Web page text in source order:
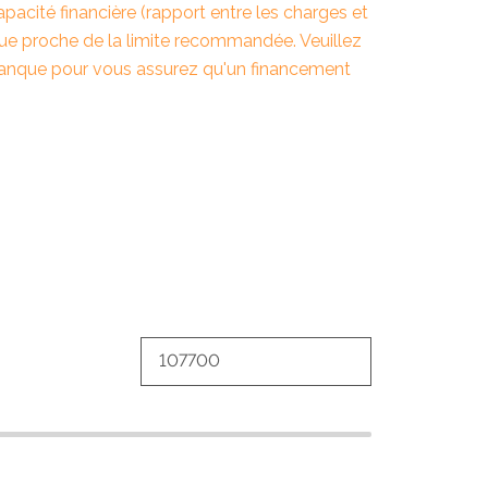
financière (rapport entre les charges et
proche de la limite recommandée. Veuillez
pour vous assurez qu'un financement